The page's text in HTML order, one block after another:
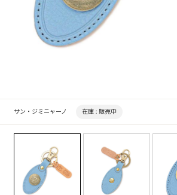
サン・ジミニャーノ 在庫 : 販売中